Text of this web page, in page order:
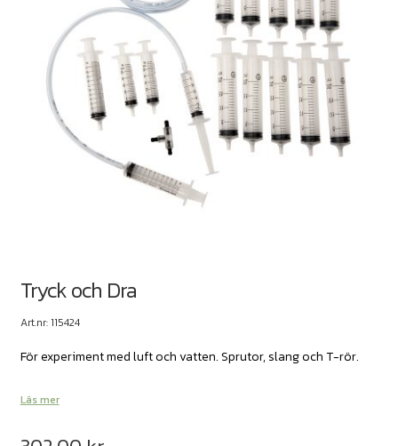
Tryck och Dra
Art.nr: 115424
För experiment med luft och vatten. Sprutor, slang och T-rör.
Läs mer